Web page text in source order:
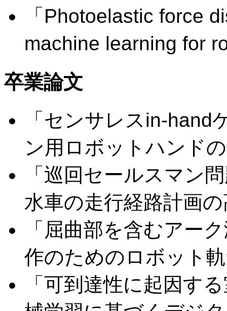
「Photoelastic force
machine learning for
卒業論文
「センサレスin-
ン用ロボットハンド
「巡回セールスマン
水車の走行経路計画
「屈曲部を含むアー
作のためのロボット
「可到達性に起因す